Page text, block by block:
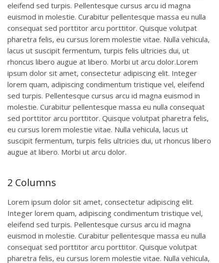
eleifend sed turpis. Pellentesque cursus arcu id magna
euismod in molestie. Curabitur pellentesque massa eu nulla
consequat sed porttitor arcu porttitor. Quisque volutpat
pharetra felis, eu cursus lorem molestie vitae. Nulla vehicula,
lacus ut suscipit fermentum, turpis felis ultricies dui, ut
rhoncus libero augue at libero. Morbi ut arcu dolor.Lorem
ipsum dolor sit amet, consectetur adipiscing elit. Integer
lorem quam, adipiscing condimentum tristique vel, eleifend
sed turpis. Pellentesque cursus arcu id magna euismod in
molestie. Curabitur pellentesque massa eu nulla consequat
sed porttitor arcu porttitor. Quisque volutpat pharetra felis,
eu cursus lorem molestie vitae. Nulla vehicula, lacus ut
suscipit fermentum, turpis felis ultricies dui, ut rhoncus libero
augue at libero. Morbi ut arcu dolor.
2 Columns
Lorem ipsum dolor sit amet, consectetur adipiscing elit.
Integer lorem quam, adipiscing condimentum tristique vel,
eleifend sed turpis. Pellentesque cursus arcu id magna
euismod in molestie. Curabitur pellentesque massa eu nulla
consequat sed porttitor arcu porttitor. Quisque volutpat
pharetra felis, eu cursus lorem molestie vitae. Nulla vehicula,